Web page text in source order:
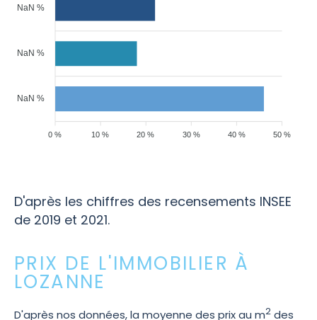
NaN %
NaN %
NaN %
50 %
40 %
30 %
20 %
10 %
0 %
D'après les chiffres des recensements INSEE
de 2019 et 2021.
PRIX DE L'IMMOBILIER À
LOZANNE
D'après nos données, la moyenne des prix au m2 des